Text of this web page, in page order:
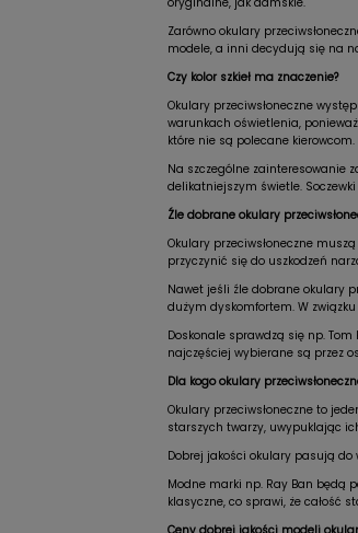
Zarówno okulary
modele, a inni decydują się na
Czy kolor szkieł ma znaczenie?
Okulary przeciwsłoneczne
warunkach oświetlenia,
które nie są polecane kierowcom.
Na szczególne zainteresowanie
delikatniejszym świetle.
Źle dobrane okulary
Okulary przeciwsłoneczne
przyczynić się do uszkodzeń
Nawet jeśli źle dobrane okulary
dużym dyskomfortem. W
Doskonale sprawdzą się np.
najczęściej wybierane są przez
Dla kogo okulary
Okulary przeciwsłoneczne to
starszych twarzy, uwypuklając
Dobrej jakości okulary pasują
Modne marki np. Ray Ban będą
klasyczne, co sprawi, że całość